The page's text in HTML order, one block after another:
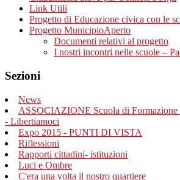
Link Utili
Progetto di Educazione civica con le
Progetto MunicipioAperto
Documenti relativi al progetto
I nostri incontri nelle scuole –
Sezioni
News
ASSOCIAZIONE Scuola di Formazione
- Libertiamoci
Expo 2015 - PUNTI DI VISTA
Riflessioni
Rapporti cittadini- istituzioni
Luci e Ombre
C'era una volta il nostro quartiere